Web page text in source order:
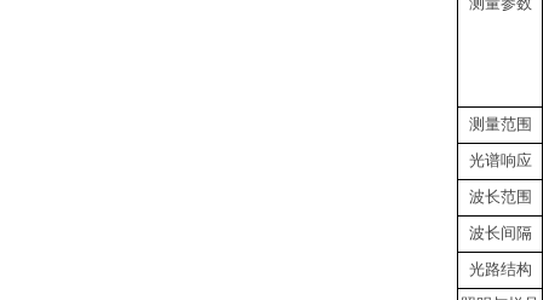
测量范围
光谱响应
波长范围
波长间隔
光路结构